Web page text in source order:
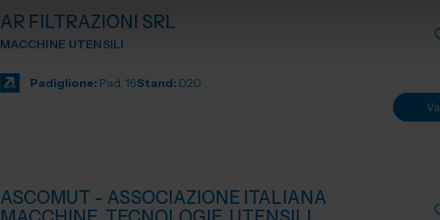
AR FILTRAZIONI SRL
MACCHINE UTENSILI
Padiglione: Pad. 16Stand: D20
ASCOMUT - ASSOCIAZIONE ITALIANA